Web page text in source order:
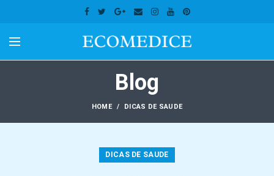
Blog
HOME DICAS DE SAUDE
DICAS DE SAUDE